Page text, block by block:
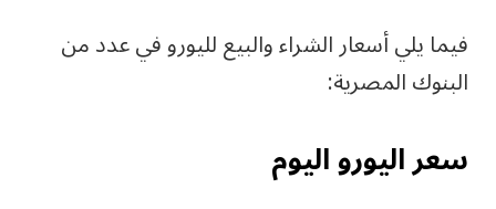
فيما يلي أسعار الشراء والبيع لليورو في عدد من
البنوك المصرية:
سعر اليورو اليوم